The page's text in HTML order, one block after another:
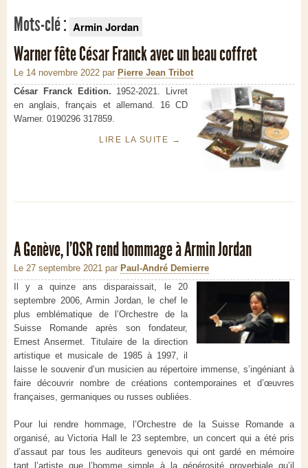
Mots-clé : Armin Jordan
Warner fête César Franck avec un beau coffret
Le 14 novembre 2022 par Pierre Jean Tribot
César Franck Edition. 1952-2021. Livret
en anglais, français et allemand. 16 CD
Warner. 0190296 317859.
LIRE LA SUITE →
A Genève, l’OSR rend hommage à Armin Jordan
Le 27 septembre 2021 par Paul-André Demierre
Il y a quinze ans disparaissait, le 20
septembre 2006, Armin Jordan, le chef le
plus emblématique de l’Orchestre de la
Suisse Romande après son fondateur,
Ernest Ansermet. Titulaire de la direction
artistique et musicale de 1985 à 1997, il
laisse le souvenir d’un musicien au répertoire immense, s’ingéniant à
faire découvrir nombre de créations contemporaines et d’œuvres
françaises, germaniques ou russes oubliées.
Pour lui rendre hommage, l’Orchestre de la Suisse Romande a
organisé, au Victoria Hall le 23 septembre, un concert qui a été pris
d’assaut par tous les auditeurs genevois qui ont gardé en mémoire
tant l’artiste que l’homme simple à la générosité proverbiale qu’il